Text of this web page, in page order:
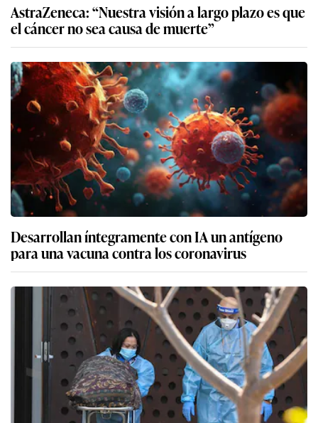
AstraZeneca: “Nuestra visión a largo plazo es que
el cáncer no sea causa de muerte”
Desarrollan íntegramente con IA un antígeno
para una vacuna contra los coronavirus